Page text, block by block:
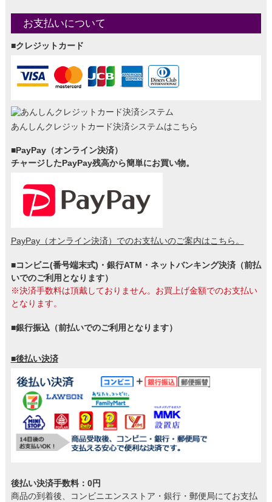
お支払いについて
■クレジットカード
あんしんクレジットカード決済システムはこちら
■PayPay（オンライン決済）
チャージしたPayPay残高から簡単にお買い物。
PayPay（オンライン決済）でのお支払いのご案内はこちら。
■コンビニ(番号端末式)・銀行ATM・ネットバンキング決済（前払
いでのご利用となります）
※決済手数料は頂戴しておりません。お買上げ金額でのお支払い
となります。
■銀行振込（前払いでのご利用となります）
■後払い決済
後払い決済手数料：0円
商品の到着後、コンビニエンスストア・銀行・郵便局にてお支払